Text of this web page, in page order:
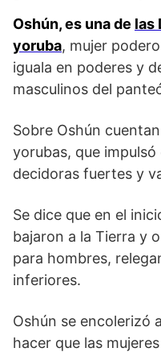
Oshún, es una de las
yoruba, mujer
iguala en poderes y
masculinos del
Sobre Oshún
yorubas, que
decidoras fuertes y
Se dice que en el
bajaron a la Tierra y
para hombres,
inferiores.
Oshún se encolerizó
hacer que las